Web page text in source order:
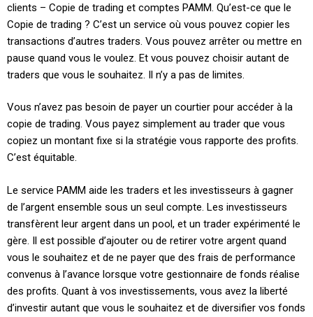
clients – Copie de trading et comptes PAMM. Qu’est-ce que le
Copie de trading ? C’est un service où vous pouvez copier les
transactions d’autres traders. Vous pouvez arrêter ou mettre en
pause quand vous le voulez. Et vous pouvez choisir autant de
traders que vous le souhaitez. Il n’y a pas de limites.
Vous n’avez pas besoin de payer un courtier pour accéder à la
copie de trading. Vous payez simplement au trader que vous
copiez un montant fixe si la stratégie vous rapporte des profits.
C’est équitable.
Le service PAMM aide les traders et les investisseurs à gagner
de l’argent ensemble sous un seul compte. Les investisseurs
transfèrent leur argent dans un pool, et un trader expérimenté le
gère. Il est possible d’ajouter ou de retirer votre argent quand
vous le souhaitez et de ne payer que des frais de performance
convenus à l’avance lorsque votre gestionnaire de fonds réalise
des profits. Quant à vos investissements, vous avez la liberté
d’investir autant que vous le souhaitez et de diversifier vos fonds